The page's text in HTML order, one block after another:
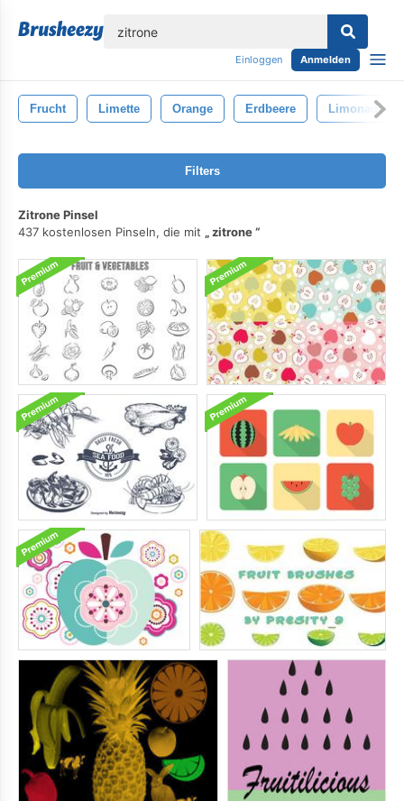
Einloggen Anmelden
Frucht Limette Orange Erdbeere Limonade
Filters
Zitrone Pinsel
437 kostenlosen Pinseln, die mit
zitrone